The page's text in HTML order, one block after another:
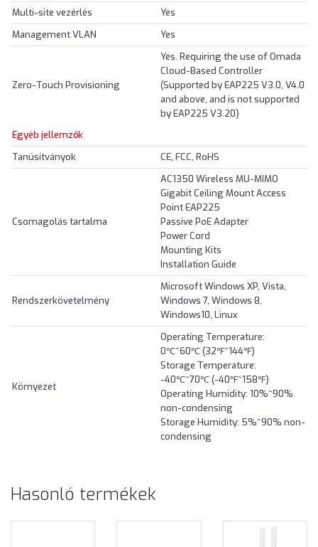
Multi-site vezérlés
Yes
Management VLAN
Yes
Zero-Touch Provisioning
Yes. Requiring the use of Omada
Cloud-Based Controller
(Supported by EAP225 V3.0, V4.0
and above, and is not supported
by EAP225 V3.20)
Egyéb jellemzők
Tanúsítványok
CE, FCC, RoHS
Csomagolás tartalma
AC1350 Wireless MU-MIMO
Gigabit Ceiling Mount Access
Point EAP225
Passive PoE Adapter
Power Cord
Mounting Kits
Installation Guide
Rendszerkövetelmény
Microsoft Windows XP, Vista,
Windows 7, Windows 8,
Windows10, Linux
Környezet
Operating Temperature:
0℃~60℃ (32℉~144℉)
Storage Temperature:
-40℃~70℃ (-40℉~158℉)
Operating Humidity: 10%~90%
non-condensing
Storage Humidity: 5%~90% non-
condensing
Hasonló termékek